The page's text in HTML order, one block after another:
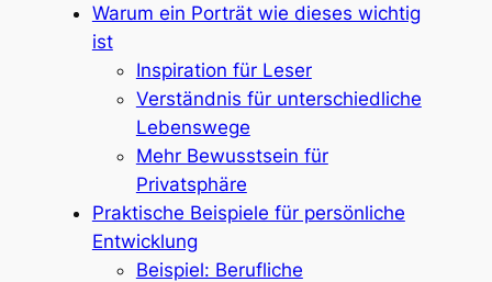
Warum ein Porträt wie dieses wichtig
ist
Inspiration für Leser
Verständnis für unterschiedliche
Lebenswege
Mehr Bewusstsein für
Privatsphäre
Praktische Beispiele für persönliche
Entwicklung
Beispiel: Berufliche